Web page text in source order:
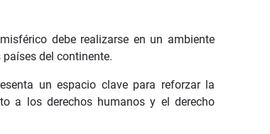
debe realizarse en un ambiente
del continente.
un espacio clave para reforzar la
a los derechos humanos y el derecho